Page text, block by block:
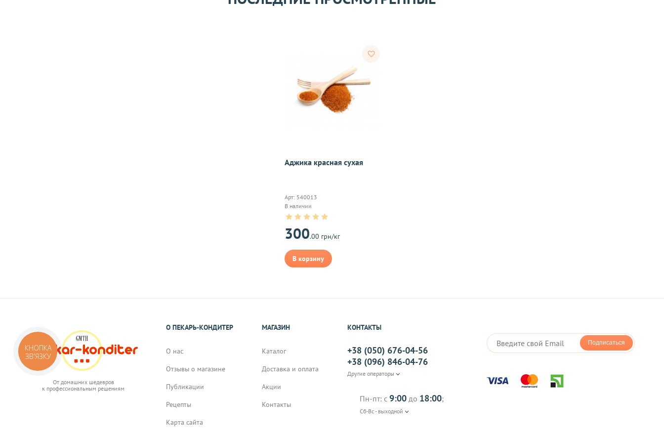
надлежащего и ненадлежащего качества). Обратная доставка товаров осуществляется по договоренности. Возврат/Обмен производится в случаях если товар не соответствует
может отказать потребителю в обмене и возврате товаров надлежащего качества, если они относятся к категориям, указанным в действующем
Аджика красная сухая
Арт: 540013
В наличии
300.00 грн/кг
В корзину
От домашних шедевров
к профессиональным решениям
О ПЕКАРЬ-КОНДИТЕР
О нас
Отзывы о магазине
Публикации
Рецепты
Карта сайта
МАГАЗИН
Каталог
Доставка и оплата
Акции
Контакты
КОНТАКТЫ
+38 (050) 676-04-56
+38 (096) 846-04-76
Другие операторы
Пн-пт: с 9:00до 18:00;
Сб-Вс - выходной
Подписаться
КНОПКА
ЗВ'ЯЗКУ